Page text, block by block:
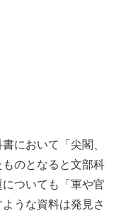
において「尖閣、
のとなると文部科
ついても「軍や官
うな資料は発見さ